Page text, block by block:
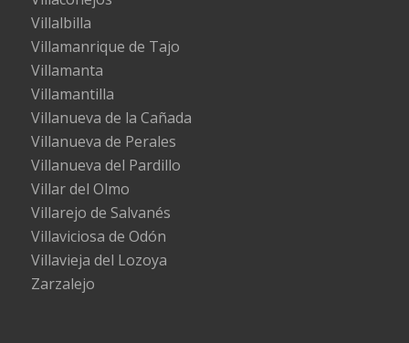
Villalbilla
Villamanrique de Tajo
Villamanta
Villamantilla
Villanueva de la Cañada
Villanueva de Perales
Villanueva del Pardillo
Villar del Olmo
Villarejo de Salvanés
Villaviciosa de Odón
Villavieja del Lozoya
Zarzalejo